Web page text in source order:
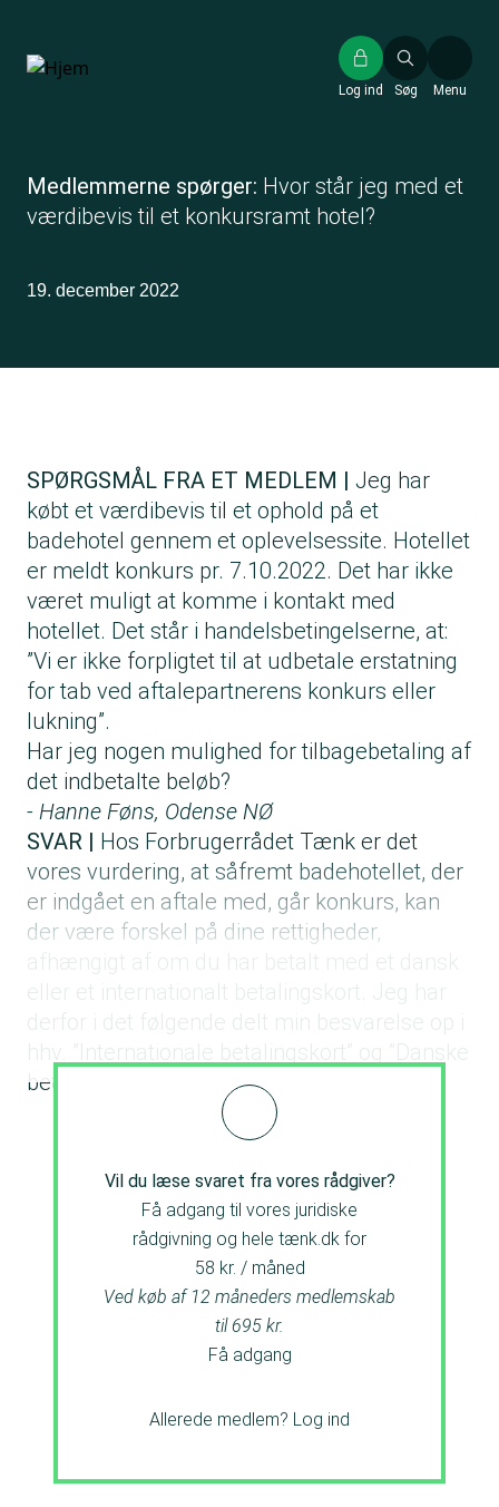
hovedindhold
Søg
Log ind Menu
Medlemmerne spørger: Hvor står jeg med et
værdibevis til et konkursramt hotel?
19. december 2022
SPØRGSMÅL FRA ET MEDLEM | Jeg har
købt et værdibevis til et ophold på et
badehotel gennem et oplevelsessite. Hotellet
er meldt konkurs pr. 7.10.2022. Det har ikke
været muligt at komme i kontakt med
hotellet. Det står i handelsbetingelserne, at:
”Vi er ikke forpligtet til at udbetale erstatning
for tab ved aftalepartnerens konkurs eller
lukning”.
Har jeg nogen mulighed for tilbagebetaling af
det indbetalte beløb?
- Hanne Føns, Odense NØ
SVAR | Hos Forbrugerrådet Tænk er det
vores vurdering, at såfremt badehotellet, der
er indgået en aftale med, går konkurs, kan
der være forskel på dine rettigheder,
eller et internationalt betalingskort. Jeg har
derfor i det følgende delt min besvarelse op i
hhv. ”Internationale betalingskort” og ”Danske
betalings- og kreditkort”.
Vil du læse svaret fra vores rådgiver?
Få adgang til vores juridiske
rådgivning og hele tænk.dk for
58 kr. / måned
Ved køb af 12 måneders medlemskab
til 695 kr.
Få adgang
Allerede medlem? Log ind